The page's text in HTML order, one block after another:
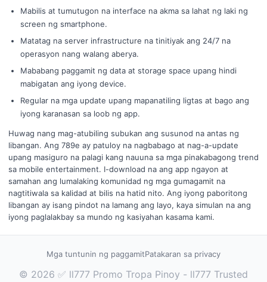
Mabilis at tumutugon na interface na akma sa lahat ng laki ng
screen ng smartphone.
Matatag na server infrastructure na tinitiyak ang 24/7 na
operasyon nang walang aberya.
Mababang paggamit ng data at storage space upang hindi
mabigatan ang iyong device.
Regular na mga update upang mapanatiling ligtas at bago ang
iyong karanasan sa loob ng app.
Huwag nang mag-atubiling subukan ang susunod na antas ng
libangan. Ang 789e ay patuloy na nagbabago at nag-a-update
upang masiguro na palagi kang nauuna sa mga pinakabagong trend
sa mobile entertainment. I-download na ang app ngayon at
samahan ang lumalaking komunidad ng mga gumagamit na
nagtitiwala sa kalidad at bilis na hatid nito. Ang iyong paboritong
libangan ay isang pindot na lamang ang layo, kaya simulan na ang
iyong paglalakbay sa mundo ng kasiyahan kasama kami.
Mga tuntunin ng paggamitPatakaran sa privacy
© 2026 ✅ ll777 Promo Tropa Pinoy - ll777 Trusted